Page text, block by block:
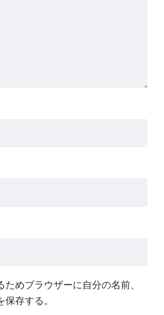
めブラウザーに自分の名前、
存する。